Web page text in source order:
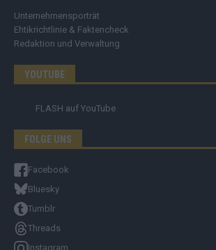
Unternehmensporträt
Ehtikrichtlinie & Faktencheck
Redaktion und Verwaltung
YOUTUBE
FLASH auf YouTube
FOLGE UNS
Facebook
Bluesky
Tumblr
Threads
Instagram